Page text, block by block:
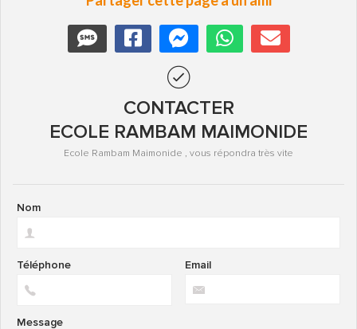
CONTACTER
ECOLE RAMBAM MAIMONIDE
Ecole Rambam Maimonide , vous répondra très vite
Nom
Email
Téléphone
Message